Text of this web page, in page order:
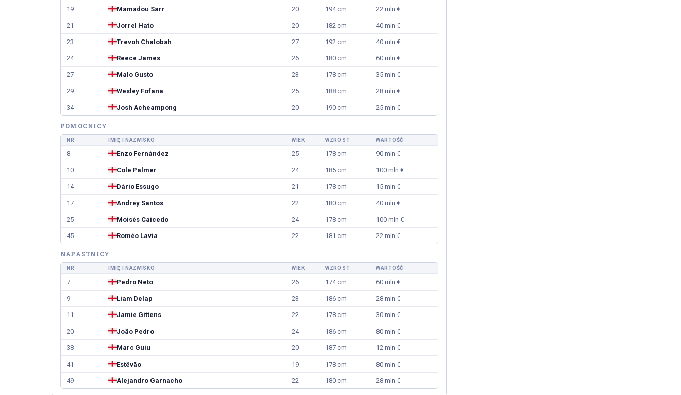
19 Mamadou Sarr 20 194 cm 22 mln €
21 Jorrel Hato 20 182 cm 40 mln €
23 Trevoh Chalobah 27 192 cm 40 mln €
24 Reece James 26 180 cm 60 mln €
27 Malo Gusto 23 178 cm 35 mln €
29 Wesley Fofana 25 188 cm 28 mln €
34 Josh Acheampong 20 190 cm 25 mln €
POMOCNICY
NR IMIĘ I NAZWISKO WIEK WZROST WARTOŚĆ
8 Enzo Fernández 25 178 cm 90 mln €
10 Cole Palmer 24 185 cm 100 mln €
14 Dário Essugo 21 178 cm 15 mln €
17 Andrey Santos 22 180 cm 40 mln €
25 Moisés Caicedo 24 178 cm 100 mln €
45 Roméo Lavia 22 181 cm 22 mln €
NAPASTNICY
NR IMIĘ I NAZWISKO WIEK WZROST WARTOŚĆ
7 Pedro Neto 26 174 cm 60 mln €
9 Liam Delap 23 186 cm 28 mln €
11 Jamie Gittens 22 178 cm 30 mln €
20 João Pedro 24 186 cm 80 mln €
38 Marc Guiu 20 187 cm 12 mln €
41 Estêvão 19 178 cm 80 mln €
49 Alejandro Garnacho 22 180 cm 28 mln €